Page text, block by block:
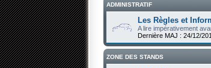
ADMINISTRATIF
Les Règles et
A lire impérativement
Dernière MAJ : 24/12/
ZONE DES STANDS